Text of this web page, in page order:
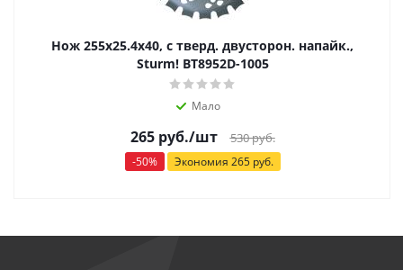
Нож 255х25.4х40, с тверд. двусторон. напайк.,
Sturm! BT8952D-1005
Мало
265руб./шт 530руб.
-50% Экономия 265руб.